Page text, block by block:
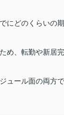
にどのくらいの期
め、転勤や新居完
ュール面の両方で